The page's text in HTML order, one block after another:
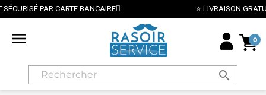
⭐ LIVRAISON GRATUITE EN FRANCE MÉTROPOLITAINE
 0
search